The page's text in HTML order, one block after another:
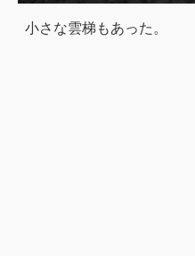
小さな雲梯もあった。